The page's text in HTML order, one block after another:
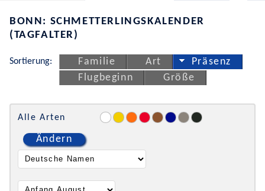
BONN: SCHMETTERLINGSKALENDER
(TAGFALTER)
Sortierung: Familie Art
Präsenz
Flugbeginn
Größe
Alle Arten
Ändern